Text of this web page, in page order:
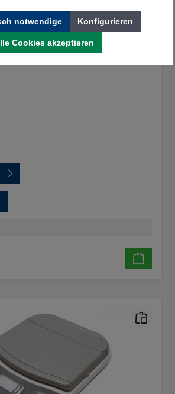
notwendige Konfigurieren
Cookies akzeptieren